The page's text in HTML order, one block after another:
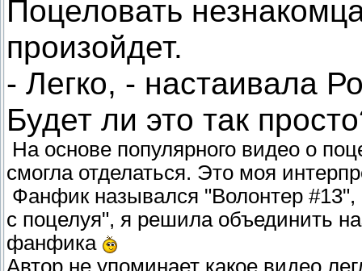
Поцеловать
произойдет.
- Легко, - настаивала
Будет ли это так
На основе популярного видео о
смогла отделаться. Это моя
Фанфик назывался "Волонтер
с поцелуя", я решила объединить
фанфика
Автор не упоминает какое видео